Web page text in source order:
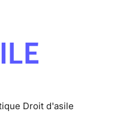
Droit d'asile